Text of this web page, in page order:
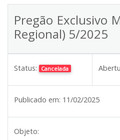
Pregão Exclusivo
Regional) 5/2025
Status: Cancelada
Publicado em: 11/02/2025
Objeto: